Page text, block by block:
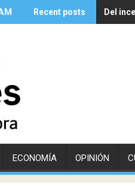
Recent posts Del
ECONOMÍA OPINIÓN